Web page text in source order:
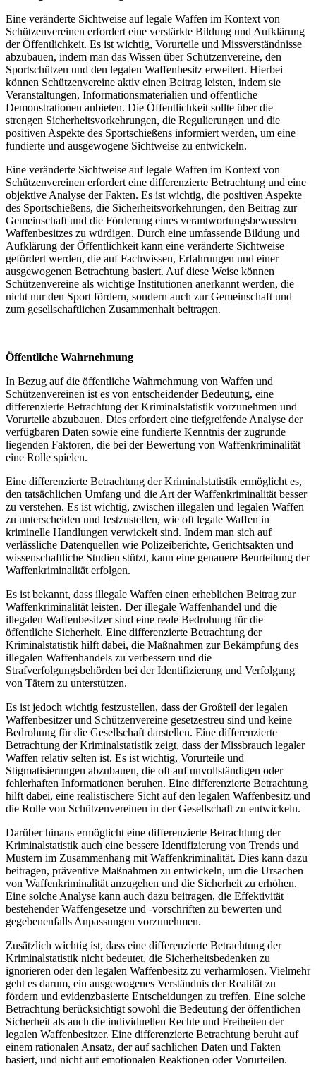
Eine veränderte Sichtweise auf legale Waffen im Kontext von
Schützenvereinen erfordert eine verstärkte Bildung und Aufklärung
der Öffentlichkeit. Es ist wichtig, Vorurteile und Missverständnisse
abzubauen, indem man das Wissen über Schützenvereine, den
Sportschützen und den legalen Waffenbesitz erweitert. Hierbei
können Schützenvereine aktiv einen Beitrag leisten, indem sie
Veranstaltungen, Informationsmaterialien und öffentliche
Demonstrationen anbieten. Die Öffentlichkeit sollte über die
strengen Sicherheitsvorkehrungen, die Regulierungen und die
positiven Aspekte des Sportschießens informiert werden, um eine
fundierte und ausgewogene Sichtweise zu entwickeln.
Eine veränderte Sichtweise auf legale Waffen im Kontext von
Schützenvereinen erfordert eine differenzierte Betrachtung und eine
objektive Analyse der Fakten. Es ist wichtig, die positiven Aspekte
des Sportschießens, die Sicherheitsvorkehrungen, den Beitrag zur
Gemeinschaft und die Förderung eines verantwortungsbewussten
Waffenbesitzes zu würdigen. Durch eine umfassende Bildung und
Aufklärung der Öffentlichkeit kann eine veränderte Sichtweise
gefördert werden, die auf Fachwissen, Erfahrungen und einer
ausgewogenen Betrachtung basiert. Auf diese Weise können
Schützenvereine als wichtige Institutionen anerkannt werden, die
nicht nur den Sport fördern, sondern auch zur Gemeinschaft und
zum gesellschaftlichen Zusammenhalt beitragen.
Öffentliche Wahrnehmung
In Bezug auf die öffentliche Wahrnehmung von Waffen und
Schützenvereinen ist es von entscheidender Bedeutung, eine
differenzierte Betrachtung der Kriminalstatistik vorzunehmen und
Vorurteile abzubauen. Dies erfordert eine tiefgreifende Analyse der
verfügbaren Daten sowie eine fundierte Kenntnis der zugrunde
liegenden Faktoren, die bei der Bewertung von Waffenkriminalität
eine Rolle spielen.
Eine differenzierte Betrachtung der Kriminalstatistik ermöglicht es,
den tatsächlichen Umfang und die Art der Waffenkriminalität besser
zu verstehen. Es ist wichtig, zwischen illegalen und legalen Waffen
zu unterscheiden und festzustellen, wie oft legale Waffen in
kriminelle Handlungen verwickelt sind. Indem man sich auf
verlässliche Datenquellen wie Polizeiberichte, Gerichtsakten und
wissenschaftliche Studien stützt, kann eine genauere Beurteilung der
Waffenkriminalität erfolgen.
Es ist bekannt, dass illegale Waffen einen erheblichen Beitrag zur
Waffenkriminalität leisten. Der illegale Waffenhandel und die
illegalen Waffenbesitzer sind eine reale Bedrohung für die
öffentliche Sicherheit. Eine differenzierte Betrachtung der
Kriminalstatistik hilft dabei, die Maßnahmen zur Bekämpfung des
illegalen Waffenhandels zu verbessern und die
Strafverfolgungsbehörden bei der Identifizierung und Verfolgung
von Tätern zu unterstützen.
Es ist jedoch wichtig festzustellen, dass der Großteil der legalen
Waffenbesitzer und Schützenvereine gesetzestreu sind und keine
Bedrohung für die Gesellschaft darstellen. Eine differenzierte
Betrachtung der Kriminalstatistik zeigt, dass der Missbrauch legaler
Waffen relativ selten ist. Es ist wichtig, Vorurteile und
Stigmatisierungen abzubauen, die oft auf unvollständigen oder
fehlerhaften Informationen beruhen. Eine differenzierte Betrachtung
hilft dabei, eine realistischere Sicht auf den legalen Waffenbesitz und
die Rolle von Schützenvereinen in der Gesellschaft zu entwickeln.
Darüber hinaus ermöglicht eine differenzierte Betrachtung der
Kriminalstatistik auch eine bessere Identifizierung von Trends und
Mustern im Zusammenhang mit Waffenkriminalität. Dies kann dazu
beitragen, präventive Maßnahmen zu entwickeln, um die Ursachen
von Waffenkriminalität anzugehen und die Sicherheit zu erhöhen.
Eine solche Analyse kann auch dazu beitragen, die Effektivität
bestehender Waffengesetze und -vorschriften zu bewerten und
gegebenenfalls Anpassungen vorzunehmen.
Zusätzlich wichtig ist, dass eine differenzierte Betrachtung der
Kriminalstatistik nicht bedeutet, die Sicherheitsbedenken zu
ignorieren oder den legalen Waffenbesitz zu verharmlosen. Vielmehr
geht es darum, ein ausgewogenes Verständnis der Realität zu
fördern und evidenzbasierte Entscheidungen zu treffen. Eine solche
Betrachtung berücksichtigt sowohl die Bedeutung der öffentlichen
Sicherheit als auch die individuellen Rechte und Freiheiten der
legalen Waffenbesitzer. Eine differenzierte Betrachtung beruht auf
einem rationalen Ansatz, der auf sachlichen Daten und Fakten
basiert, und nicht auf emotionalen Reaktionen oder Vorurteilen.